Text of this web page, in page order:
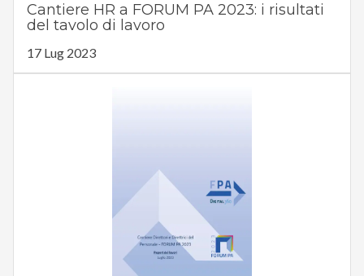
Cantiere HR a FORUM PA 2023: i risultati
del tavolo di lavoro
17 Lug 2023